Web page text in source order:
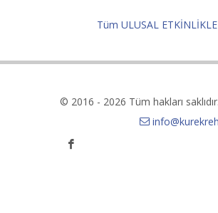
Tüm ULUSAL
© 2016 - 2026 Tüm hakları saklıdır.